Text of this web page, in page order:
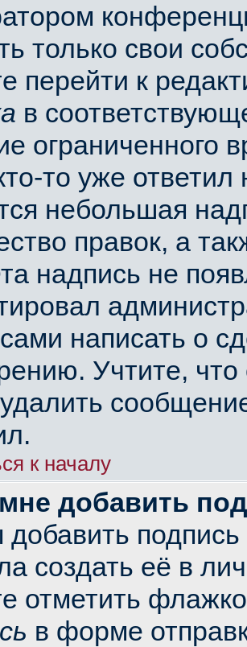
только свои
перейти к
в
ограниченного
то уже
небольшая
правок, а
надпись не
написать о
Учтите,
к началу
добавить
добавить
создать её в
отметить
в форме